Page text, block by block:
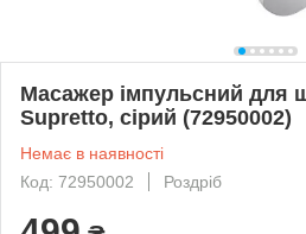
Масажер імпульсний для
Supretto, сірий (72950002)
Немає в наявності
Код: 72950002
Роздріб